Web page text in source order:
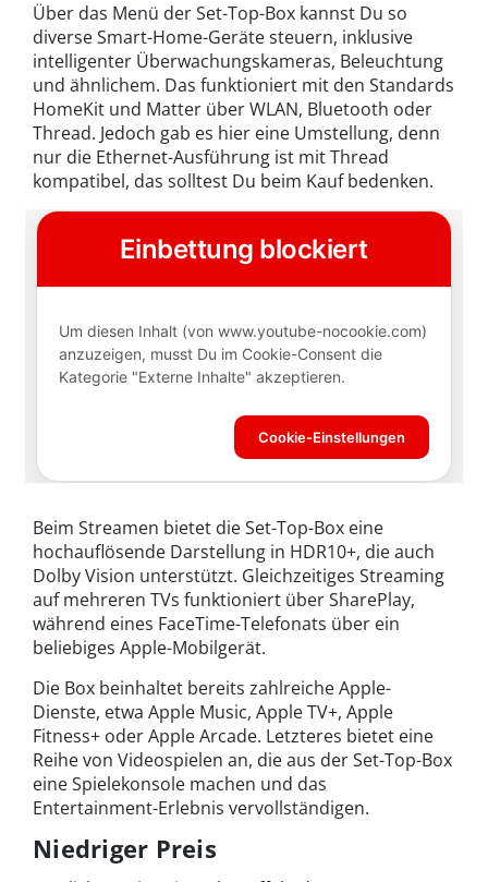
Über das Menü der Set-Top-Box kannst Du so
diverse Smart-Home-Geräte steuern, inklusive
intelligenter Überwachungskameras, Beleuchtung
und ähnlichem. Das funktioniert mit den Standards
HomeKit und Matter über WLAN, Bluetooth oder
Thread. Jedoch gab es hier eine Umstellung, denn
nur die Ethernet-Ausführung ist mit Thread
kompatibel, das solltest Du beim Kauf bedenken.
Beim Streamen bietet die Set-Top-Box eine
hochauflösende Darstellung in HDR10+, die auch
Dolby Vision unterstützt. Gleichzeitiges Streaming
auf mehreren TVs funktioniert über SharePlay,
während eines FaceTime-Telefonats über ein
beliebiges Apple-Mobilgerät.
Die Box beinhaltet bereits zahlreiche Apple-
Dienste, etwa Apple Music, Apple TV+, Apple
Fitness+ oder Apple Arcade. Letzteres bietet eine
Reihe von Videospielen an, die aus der Set-Top-Box
eine Spielekonsole machen und das
Entertainment-Erlebnis vervollständigen.
Niedriger Preis